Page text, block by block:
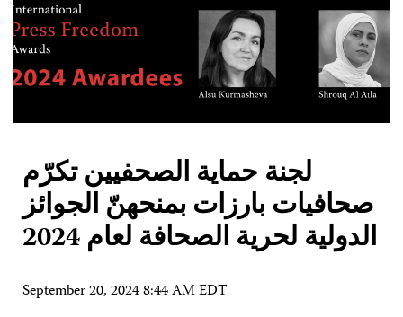
لجنة حماية الصحفيين تكرّم
صحافيات بارزات بمنحهنّ الجوائز
الدولية لحرية الصحافة لعام 2024
September 20, 2024 8:44 AM EDT